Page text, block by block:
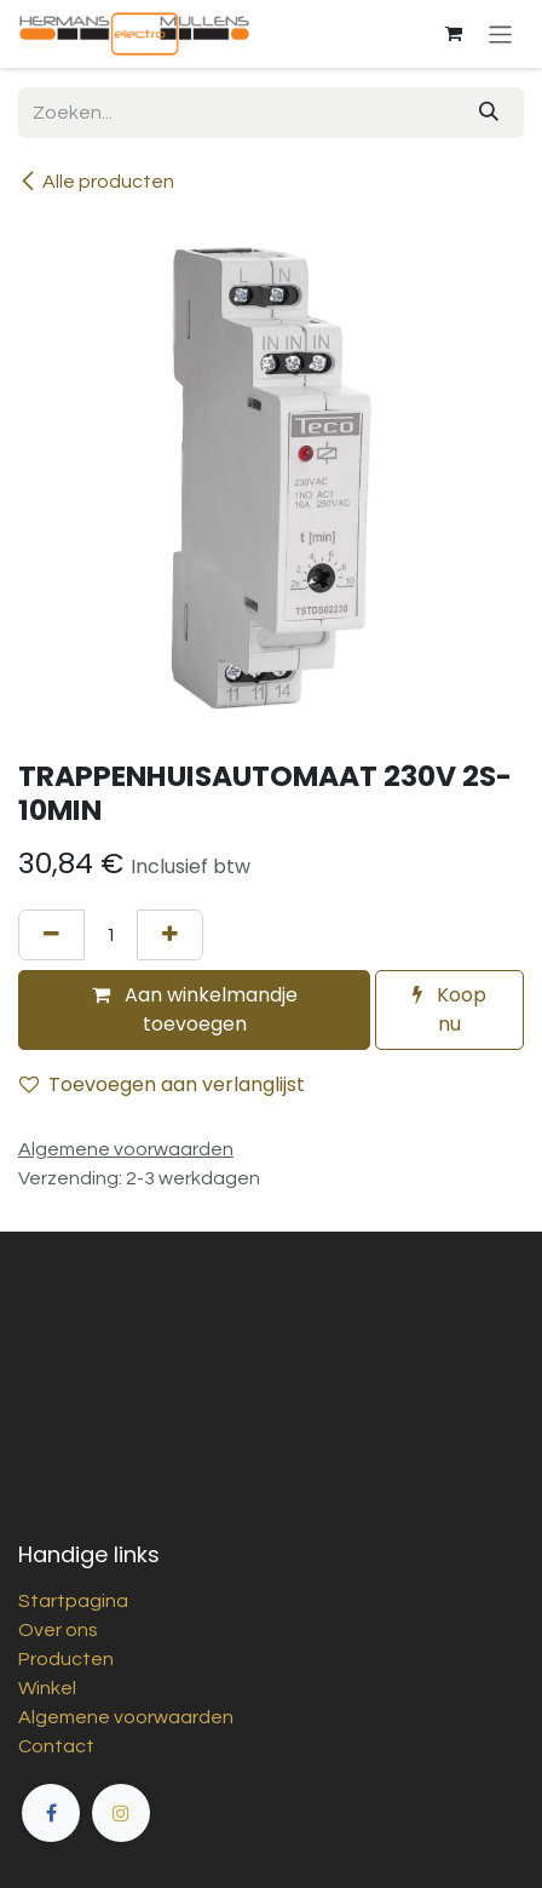
Overslaan naar inhoud
Alle producten
TRAPPENHUISAUTOMAAT 230V 2S-
10MIN
30,84 € Inclusief btw
Aan winkelmandje
toevoegen
Koop
nu
Toevoegen aan verlanglijst
Algemene voorwaarden
Verzending: 2-3 werkdagen
Handige links
Startpagina
Over ons
Producten
Winkel
Algemene voorwaarden
Contact